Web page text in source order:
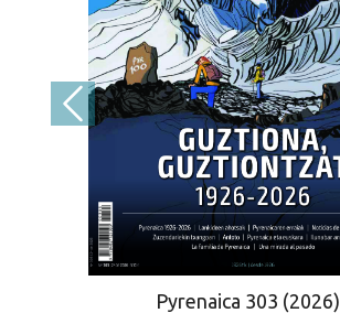
Pyrenaica 303 (2026)